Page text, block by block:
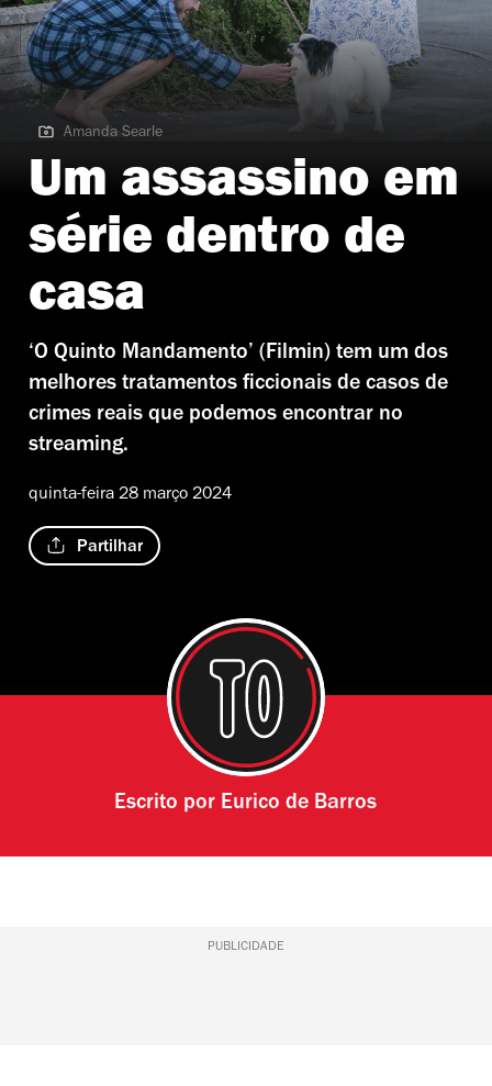
Amanda Searle | O Quinto Mandamento
Amanda Searle
Um assassino em
série dentro de
casa
‘O Quinto Mandamento’ (Filmin) tem um dos
melhores tratamentos ficcionais de casos de
crimes reais que podemos encontrar no
streaming.
quinta-feira 28 março 2024
Partilhar
Escrito por Eurico de Barros
PUBLICIDADE